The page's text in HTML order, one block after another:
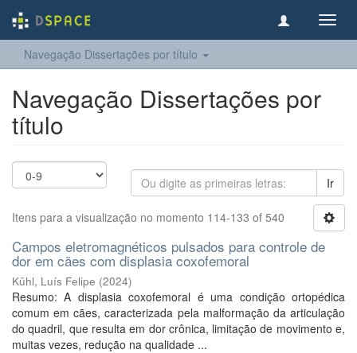
Navegação Dissertações por título
Navegação Dissertações por
título
Ir
Itens para a visualização no momento 114-133 of 540
Campos eletromagnéticos pulsados para controle de
dor em cães com displasia coxofemoral
Kühl, Luís Felipe (2024)
Resumo: A displasia coxofemoral é uma condição ortopédica
comum em cães, caracterizada pela malformação da articulação
do quadril, que resulta em dor crônica, limitação de movimento e,
muitas vezes, redução na qualidade ...